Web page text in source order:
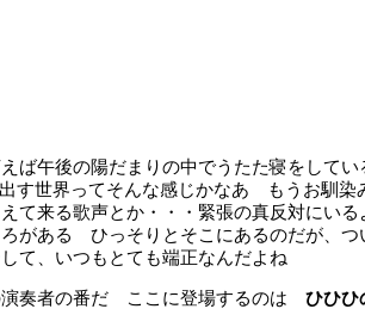
ば午後の陽だまりの中でうたた寝をして
す世界ってそんな感じかなあ もうお馴染
て来る歌声とか・・・緊張の真反対にい
がある ひっそりとそこにあるのだが、
て、いつもとても端正なんだよね
演奏者の番だ ここに登場するのは ひひひ